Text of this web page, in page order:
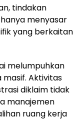
tindakan
menyasar
yang berkaitan
melumpuhkan
Aktivitas
diklaim tidak
manajemen
ruang kerja